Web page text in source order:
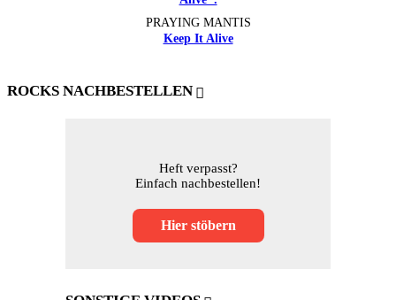
PRAYING MANTIS
Keep It Alive
ROCKS NACHBESTELLEN
Heft verpasst?
Einfach nachbestellen!
Hier stöbern